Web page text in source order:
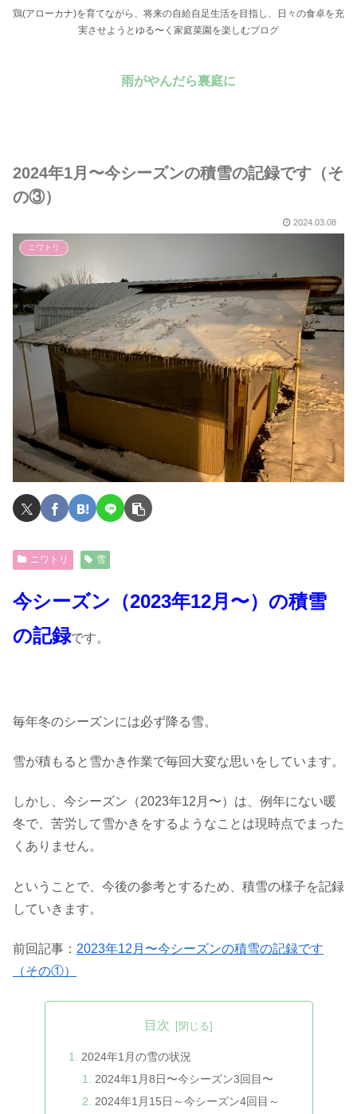
鶏(アローカナ)を育てながら、将来の自給自足生活を目指し、日々の食卓を充
実させようとゆる〜く家庭菜園を楽しむブログ
雨がやんだら裏庭に
2024年1月〜今シーズンの積雪の記録です（そ
の③）
2024.03.08
ニワトリ
ニワトリ 雪
今シーズン（2023年12月〜）の積雪
の記録です。
毎年冬のシーズンには必ず降る雪。
雪が積もると雪かき作業で毎回大変な思いをしています。
しかし、今シーズン（2023年12月〜）は、例年にない暖
冬で、苦労して雪かきをするようなことは現時点でまった
くありません。
ということで、今後の参考とするため、積雪の様子を記録
していきます。
前回記事： 2023年12月〜今シーズンの積雪の記録です
（その①）
目次
2024年1月の雪の状況
2024年1月8日〜今シーズン3回目〜
2024年1月15日～今シーズン4回目～